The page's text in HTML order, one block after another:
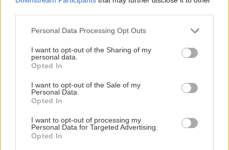
Please note that this website/app uses one or more Google
not limited to your visit or usage behaviour. You may click to
grant or deny consent to Google and its third-party tags to
use your data for below specified purposes in below Google
consent section.
Personal Data Processing Opt Outs
I want to opt-out of the Sharing of my
personal data.
Opted In
I want to opt-out of the Sale of my
Personal Data.
Opted In
I want to opt-out of processing my
Personal Data for Targeted Advertising.
Opted In
Odoberať newsletter
Komentovať Zdieľať
Okrasná záhrada
koleusy letničky okrasné trávy záhony